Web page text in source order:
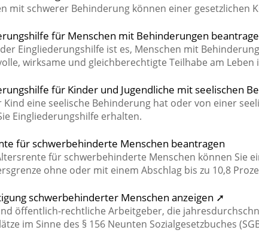
mit schwerer Behinderung können einer gesetzlichen
für Menschen mit Behinderungen
Eingliederungshilfe ist es, Menschen mit
wirksame und gleichberechtigte Teilhabe am
für Kinder und Jugendliche mit seelischen
Kind eine seelische Behinderung hat oder von einer
Eingliederungshilfe erhalten.
für schwerbehinderte Menschen beantragen
für schwerbehinderte Menschen können Sie
ohne oder mit einem Abschlag bis zu 10,8
schwerbehinderter Menschen anzeigen ➚
öffentlich-rechtliche Arbeitgeber, die
im Sinne des § 156 Neunten Sozialgesetzbuches